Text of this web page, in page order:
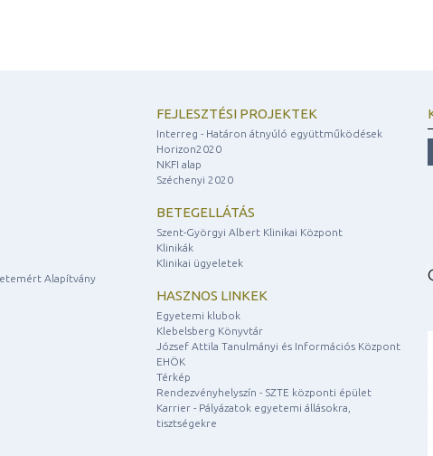
Alapítvány
FEJLESZTÉSI PROJEKTEK
Interreg - Határon átnyúló együttműködések
Horizon2020
NKFI alap
Széchenyi 2020
BETEGELLÁTÁS
Szent-Györgyi Albert Klinikai Központ
Klinikák
Klinikai ügyeletek
HASZNOS LINKEK
Egyetemi klubok
Klebelsberg Könyvtár
József Attila Tanulmányi és Információs Központ
EHÖK
Térkép
Rendezvényhelyszín - SZTE központi épület
Karrier - Pályázatok egyetemi állásokra,
tisztségekre